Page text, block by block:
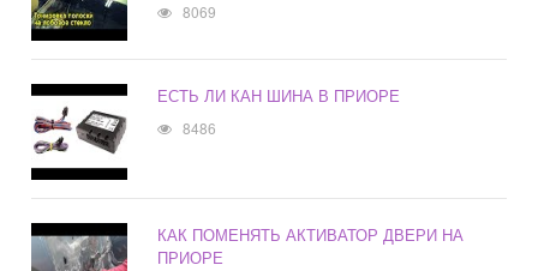
8069
ЕСТЬ ЛИ КАН ШИНА В ПРИОРЕ
8486
КАК ПОМЕНЯТЬ АКТИВАТОР ДВЕРИ НА
ПРИОРЕ